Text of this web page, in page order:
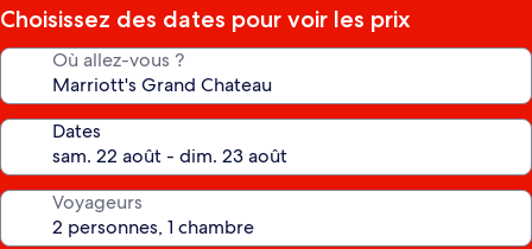
Choisissez des dates pour voir les prix
Où allez-vous ?
Dates
Voyageurs